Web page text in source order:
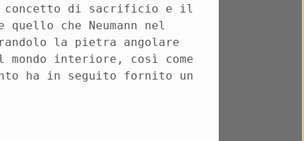
concetto di sacrificio e il
che Neumann nel
la pietra angolare
interiore, così come
ha in seguito fornito un